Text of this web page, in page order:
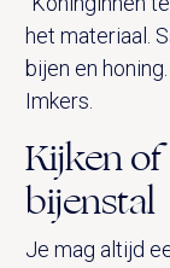
het materiaal.
bijen en
Imkers.
Kijken
bijenstal
Je mag altijd